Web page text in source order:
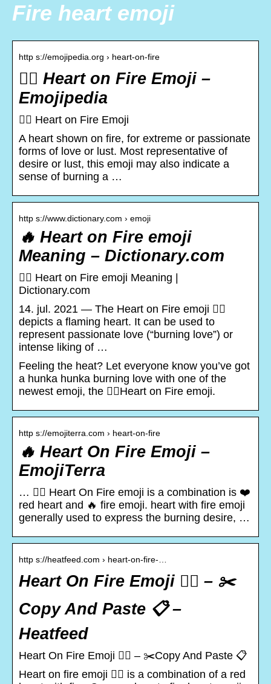
Fire heart emoji
http s://emojipedia.org › heart-on-fire
❤️‍🔥 Heart on Fire Emoji –
Emojipedia
❤️‍🔥 Heart on Fire Emoji
A heart shown on fire, for extreme or passionate
forms of love or lust. Most representative of
desire or lust, this emoji may also indicate a
sense of burning a …
http s://www.dictionary.com › emoji
️‍🔥 Heart on Fire emoji
Meaning – Dictionary.com
❤️‍🔥 Heart on Fire emoji Meaning |
Dictionary.com
14. jul. 2021 — The Heart on Fire emoji ❤️‍🔥
depicts a flaming heart. It can be used to
represent passionate love (“burning love”) or
intense liking of …
Feeling the heat? Let everyone know you’ve got
a hunka hunka burning love with one of the
newest emoji, the ❤️‍🔥Heart on Fire emoji.
http s://emojiterra.com › heart-on-fire
️‍🔥 Heart On Fire Emoji –
EmojiTerra
… ❤️‍🔥 Heart On Fire emoji is a combination is ❤️‍
red heart and 🔥 fire emoji. heart with fire emoji
generally used to express the burning desire, …
http s://heatfeed.com › heart-on-fire-…
Heart On Fire Emoji ❤️‍🔥 – ✂️
Copy And Paste 📋 –
Heatfeed
Heart On Fire Emoji ❤️‍🔥 – ✂️Copy And Paste 📋
Heart on fire emoji ❤️‍🔥 is a combination of a red